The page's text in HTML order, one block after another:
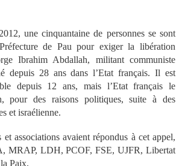
une cinquantaine de personnes se sont
de Pau pour exiger la libération
Ibrahim Abdallah, militant communiste
depuis 28 ans dans l’Etat français. Il est
depuis 12 ans, mais l’Etat français le
pour des raisons politiques, suite à des
et israélienne.
associations avaient répondus à cet appel,
MRAP, LDH, PCOF, FSE, UJFR, Libertat
Paix.